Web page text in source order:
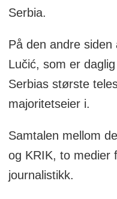
Serbia.
På den andre
Lučić, som er
Serbias største
majoritetseier i.
Samtalen mellom
og KRIK, to medier
journalistikk.